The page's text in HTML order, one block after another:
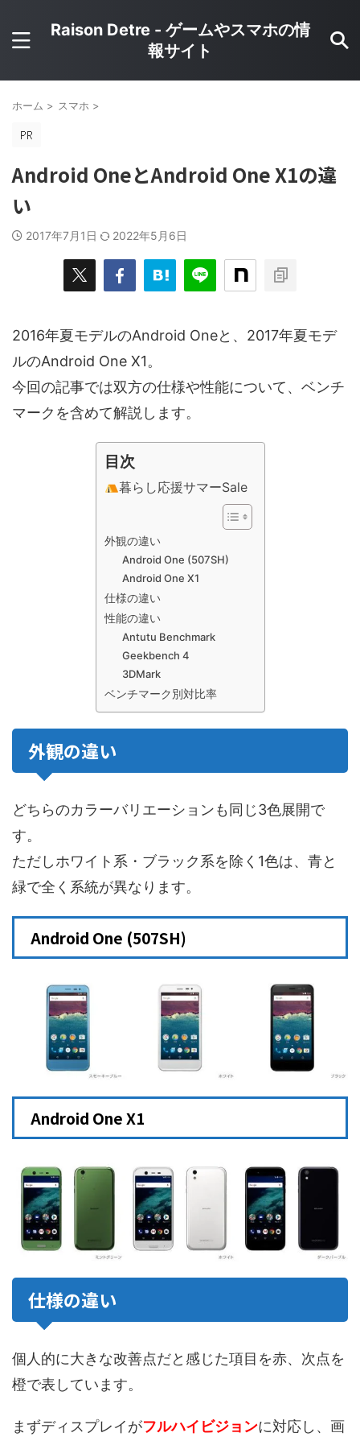
Raison Detre - ゲームやスマホの情
報サイト
ホーム > スマホ >
Android OneとAndroid One X1の違
い
2017年7月1日 2022年5月6日
2016年夏モデルのAndroid Oneと、2017年夏モデ
ルのAndroid One X1。
今回の記事では双方の仕様や性能について、ベンチ
マークを含めて解説します。
目次
暮らし応援サマーSale
外観の違い
Android One (507SH)
Android One X1
仕様の違い
性能の違い
Antutu Benchmark
Geekbench 4
3DMark
ベンチマーク別対比率
外観の違い
どちらのカラーバリエーションも同じ3色展開で
す。
ただしホワイト系・ブラック系を除く1色は、青と
緑で全く系統が異なります。
Android One (507SH)
Android One X1
仕様の違い
個人的に大きな改善点だと感じた項目を赤、次点を
橙で表しています。
まずディスプレイがフルハイビジョンに対応し、画